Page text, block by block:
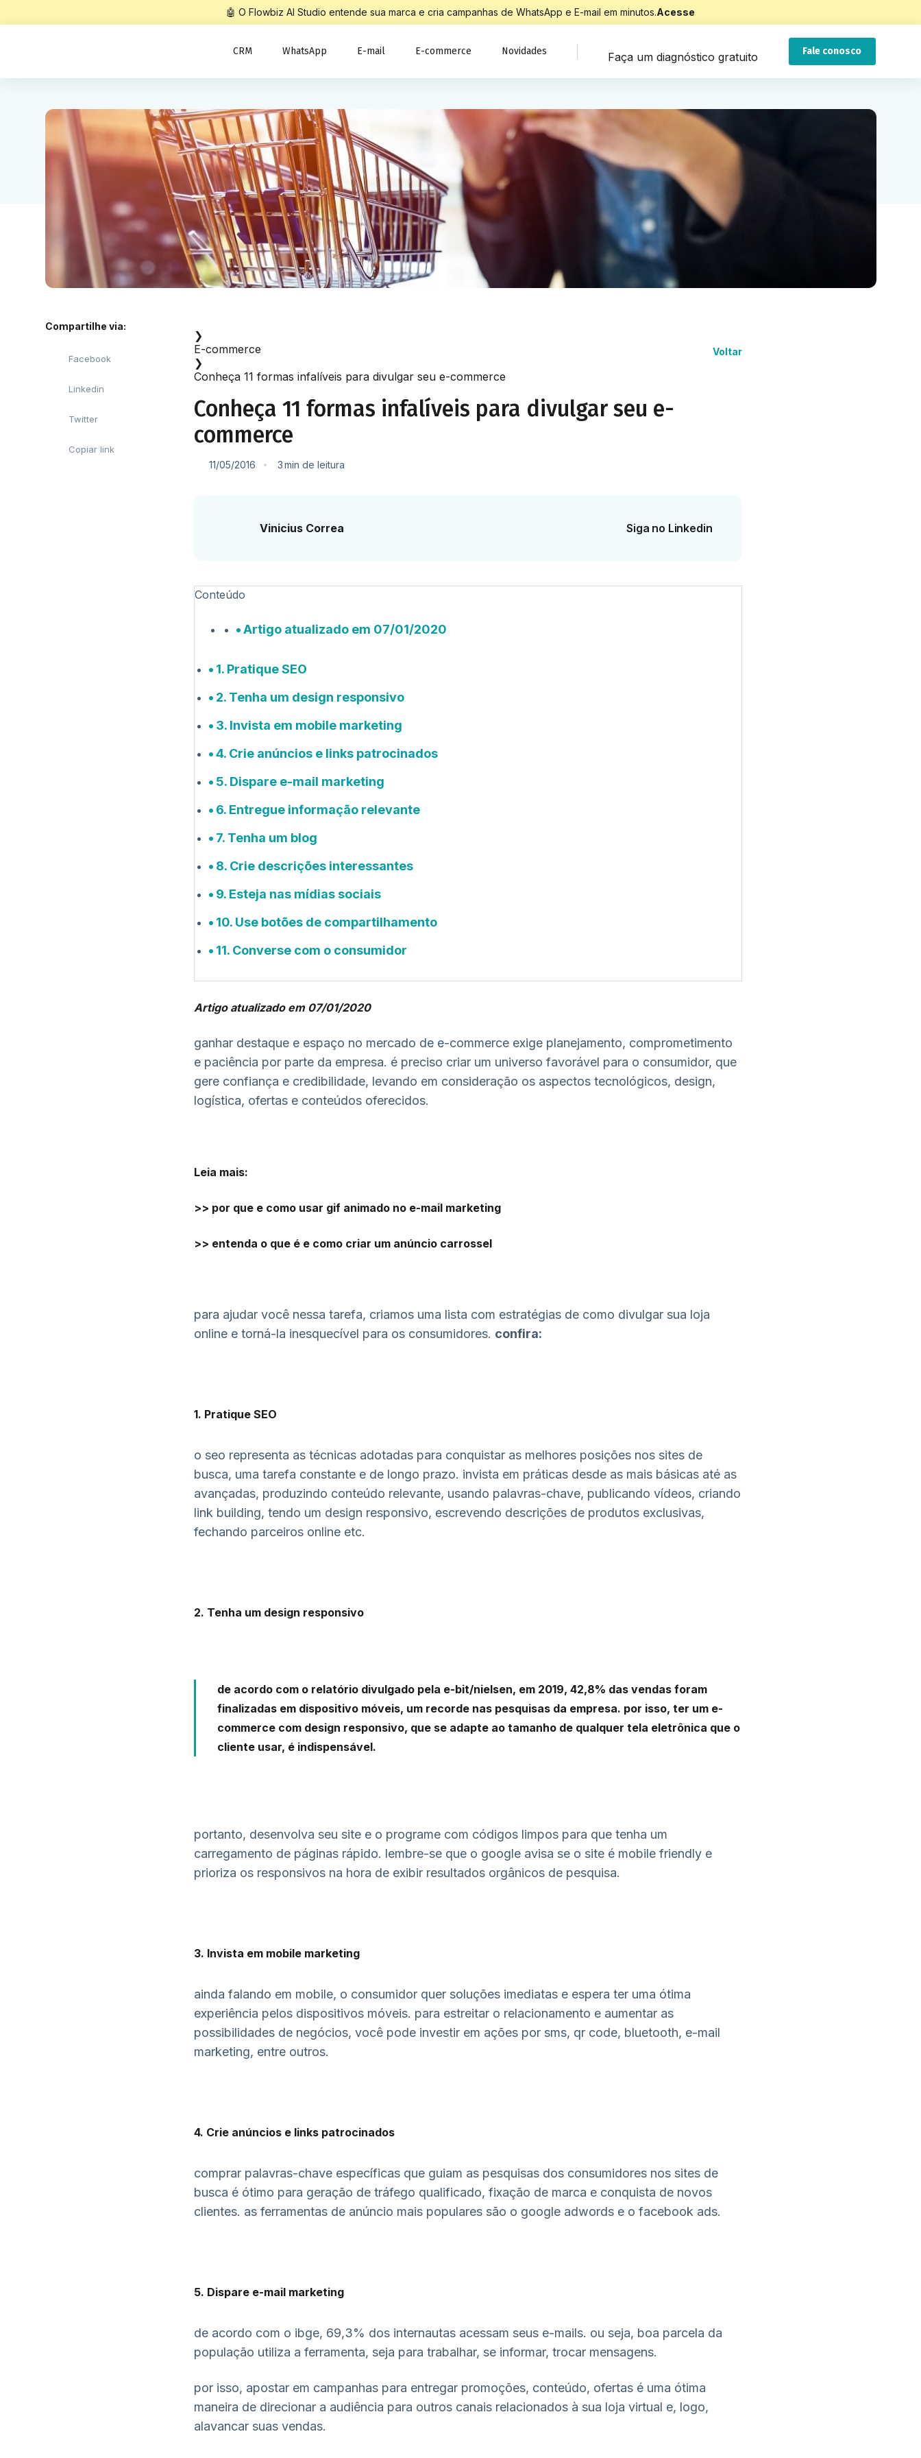
🤖 O Flowbiz AI Studio entende sua marca e cria campanhas de WhatsApp e E-mail em minutos.Acesse
CRM WhatsApp E-mail E-commerce Novidades Faça um diagnóstico gratuito Fale conosco
Compartilhe via:
Facebook
Linkedin
Twitter
Copiar link
❯
E-commerce
❯
Conheça 11 formas infalíveis para divulgar seu e-commerce
Voltar
Conheça 11 formas infalíveis para divulgar seu e-
commerce
11/05/2016 3min de leitura
Vinicius Correa Siga no Linkedin
Conteúdo
Artigo atualizado em 07/01/2020
1. Pratique SEO
2. Tenha um design responsivo
3. Invista em mobile marketing
4. Crie anúncios e links patrocinados
5. Dispare e-mail marketing
6. Entregue informação relevante
7. Tenha um blog
8. Crie descrições interessantes
9. Esteja nas mídias sociais
10. Use botões de compartilhamento
11. Converse com o consumidor
Artigo atualizado em 07/01/2020
ganhar destaque e espaço no mercado de e-commerce exige planejamento, comprometimento
e paciência por parte da empresa. é preciso criar um universo favorável para o consumidor, que
gere confiança e credibilidade, levando em consideração os aspectos tecnológicos, design,
logística, ofertas e conteúdos oferecidos.
Leia mais:
>> por que e como usar gif animado no e-mail marketing
>> entenda o que é e como criar um anúncio carrossel
para ajudar você nessa tarefa, criamos uma lista com estratégias de como divulgar sua loja
online e torná-la inesquecível para os consumidores. confira:
1. Pratique SEO
o seo representa as técnicas adotadas para conquistar as melhores posições nos sites de
busca, uma tarefa constante e de longo prazo. invista em práticas desde as mais básicas até as
avançadas, produzindo conteúdo relevante, usando palavras-chave, publicando vídeos, criando
link building, tendo um design responsivo, escrevendo descrições de produtos exclusivas,
fechando parceiros online etc.
2. Tenha um design responsivo
de acordo com o relatório divulgado pela e-bit/nielsen, em 2019, 42,8% das vendas foram
finalizadas em dispositivo móveis, um recorde nas pesquisas da empresa. por isso, ter um e-
commerce com design responsivo, que se adapte ao tamanho de qualquer tela eletrônica que o
cliente usar, é indispensável.
portanto, desenvolva seu site e o programe com códigos limpos para que tenha um
carregamento de páginas rápido. lembre-se que o google avisa se o site é mobile friendly e
prioriza os responsivos na hora de exibir resultados orgânicos de pesquisa.
3. Invista em mobile marketing
ainda falando em mobile, o consumidor quer soluções imediatas e espera ter uma ótima
experiência pelos dispositivos móveis. para estreitar o relacionamento e aumentar as
possibilidades de negócios, você pode investir em ações por sms, qr code, bluetooth, e-mail
marketing, entre outros.
4. Crie anúncios e links patrocinados
comprar palavras-chave específicas que guiam as pesquisas dos consumidores nos sites de
busca é ótimo para geração de tráfego qualificado, fixação de marca e conquista de novos
clientes. as ferramentas de anúncio mais populares são o google adwords e o facebook ads.
5. Dispare e-mail marketing
de acordo com o ibge, 69,3% dos internautas acessam seus e-mails. ou seja, boa parcela da
população utiliza a ferramenta, seja para trabalhar, se informar, trocar mensagens.
por isso, apostar em campanhaspara entregar promoções, conteúdo, ofertas é uma ótima
maneira de direcionar a audiência para outros canais relacionados à sua loja virtual e, logo,
alavancar suas vendas.